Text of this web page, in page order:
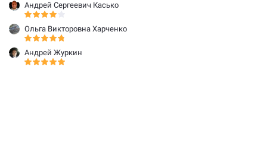
Андрей Сергеевич Касько
Ольга Викторовна Харченко
Андрей Журкин